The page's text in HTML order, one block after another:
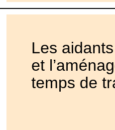
Les
et
temps de